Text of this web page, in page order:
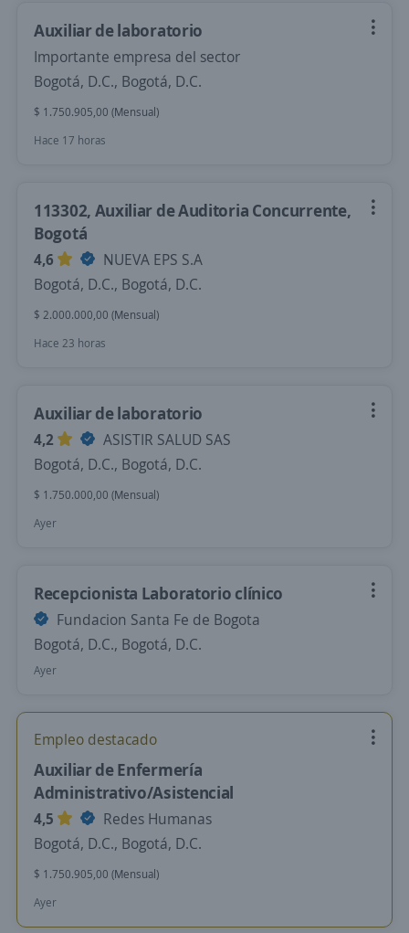
Auxiliar de laboratorio
Importante empresa del sector
Bogotá, D.C., Bogotá, D.C.
$ 1.750.905,00 (Mensual)
Hace 17 horas
113302, Auxiliar de Auditoria Concurrente,
Bogotá
4,6
NUEVA EPS S.A
Bogotá, D.C., Bogotá, D.C.
$ 2.000.000,00 (Mensual)
Hace 23 horas
Auxiliar de laboratorio
4,2
ASISTIR SALUD SAS
Bogotá, D.C., Bogotá, D.C.
$ 1.750.000,00 (Mensual)
Ayer
Recepcionista Laboratorio clínico
Fundacion Santa Fe de Bogota
Bogotá, D.C., Bogotá, D.C.
Ayer
Empleo destacado
Auxiliar de Enfermería
Administrativo/Asistencial
4,5
Redes Humanas
Bogotá, D.C., Bogotá, D.C.
$ 1.750.905,00 (Mensual)
Ayer